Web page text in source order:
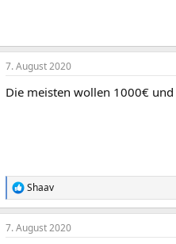
7. August 2020
Die meisten wollen 1000€
R
e
a
k
Shaav
7. August 2020